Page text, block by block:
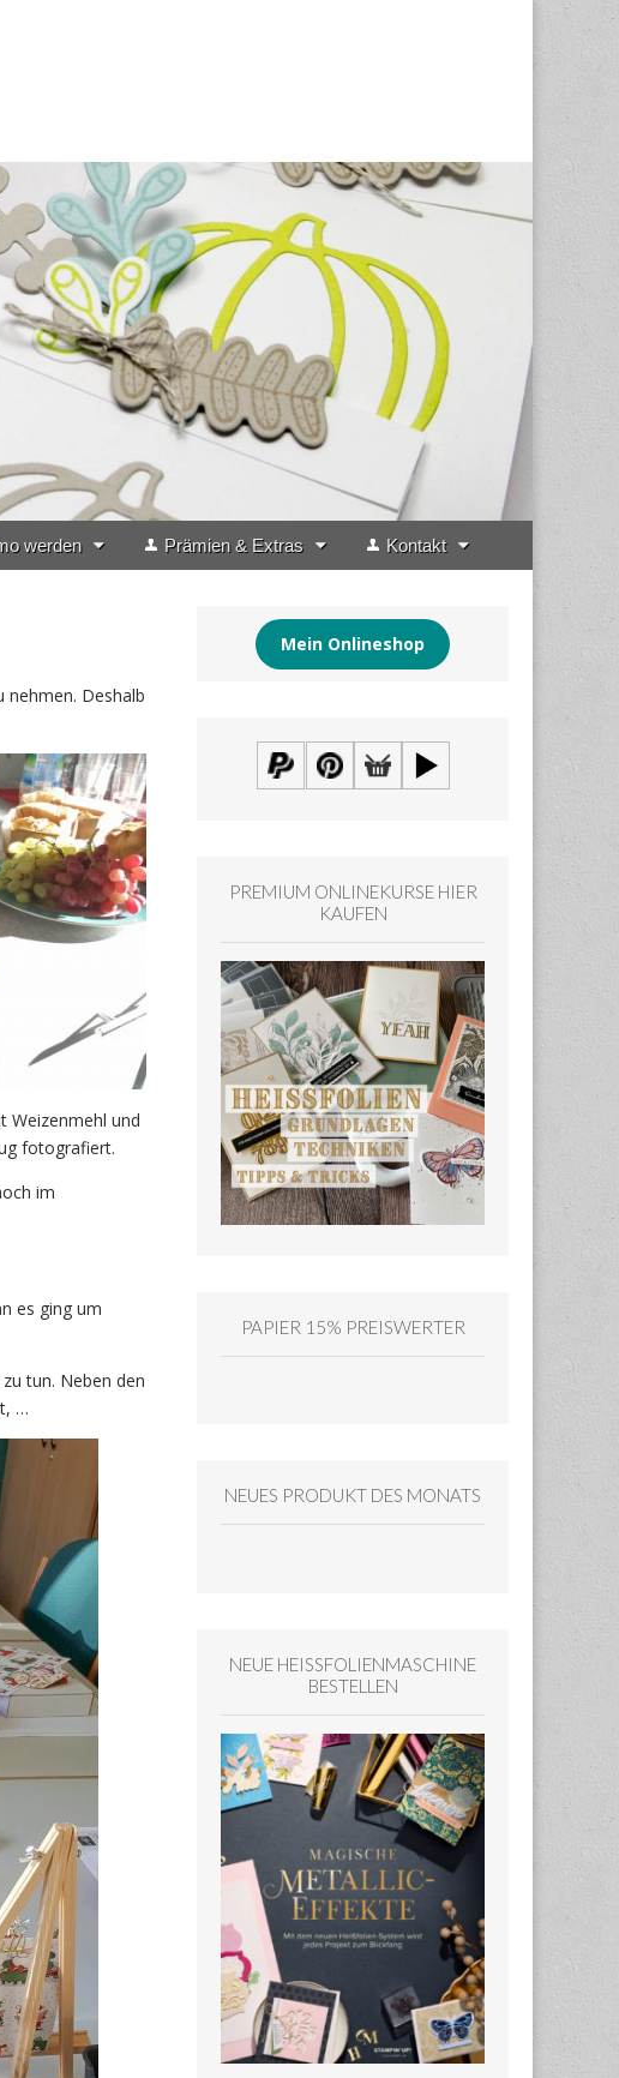
werden Prämien & Extras Kontakt
nehmen. Deshalb
Weizenmehl und
fotografiert.
im
es ging um
tun. Neben den
…
Mein Onlineshop
PREMIUM ONLINEKURSE HIER
KAUFEN
PAPIER 15% PREISWERTER
NEUES PRODUKT DES MONATS
NEUE HEISSFOLIENMASCHINE
BESTELLEN